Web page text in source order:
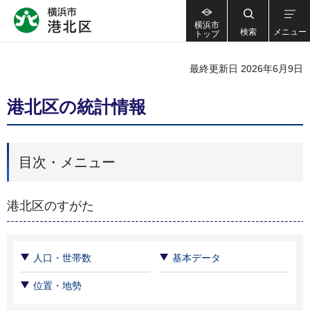
横浜市
トップ
検索 メニュー
最終更新日 2026年6月9日
港北区の統計情報
目次・メニュー
港北区のすがた
人口・世帯数 基本データ
位置・地勢